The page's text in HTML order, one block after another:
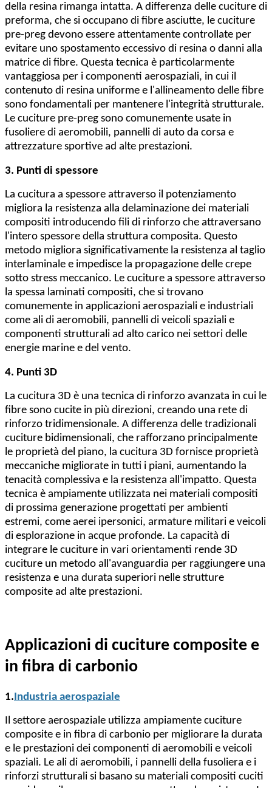
della resina rimanga intatta. A differenza delle cuciture di
preforma, che si occupano di fibre asciutte, le cuciture
pre-preg devono essere attentamente controllate per
evitare uno spostamento eccessivo di resina o danni alla
matrice di fibre. Questa tecnica è particolarmente
vantaggiosa per i componenti aerospaziali, in cui il
contenuto di resina uniforme e l'allineamento delle fibre
sono fondamentali per mantenere l'integrità strutturale.
Le cuciture pre-preg sono comunemente usate in
fusoliere di aeromobili, pannelli di auto da corsa e
attrezzature sportive ad alte prestazioni.
3. Punti di spessore
La cucitura a spessore attraverso il potenziamento
migliora la resistenza alla delaminazione dei materiali
compositi introducendo fili di rinforzo che attraversano
l'intero spessore della struttura composita. Questo
metodo migliora significativamente la resistenza al taglio
interlaminale e impedisce la propagazione delle crepe
sotto stress meccanico. Le cuciture a spessore attraverso
la spessa laminati compositi, che si trovano
comunemente in applicazioni aerospaziali e industriali
come ali di aeromobili, pannelli di veicoli spaziali e
componenti strutturali ad alto carico nei settori delle
energie marine e del vento.
4. Punti 3D
La cucitura 3D è una tecnica di rinforzo avanzata in cui le
fibre sono cucite in più direzioni, creando una rete di
rinforzo tridimensionale. A differenza delle tradizionali
cuciture bidimensionali, che rafforzano principalmente
le proprietà del piano, la cucitura 3D fornisce proprietà
meccaniche migliorate in tutti i piani, aumentando la
tenacità complessiva e la resistenza all'impatto. Questa
tecnica è ampiamente utilizzata nei materiali compositi
di prossima generazione progettati per ambienti
estremi, come aerei ipersonici, armature militari e veicoli
di esplorazione in acque profonde. La capacità di
integrare le cuciture in vari orientamenti rende 3D
cuciture un metodo all'avanguardia per raggiungere una
resistenza e una durata superiori nelle strutture
composite ad alte prestazioni.
Applicazioni di cuciture composite e
in fibra di carbonio
1.Industria aerospaziale
Il settore aerospaziale utilizza ampiamente cuciture
composite e in fibra di carbonio per migliorare la durata
e le prestazioni dei componenti di aeromobili e veicoli
spaziali. Le ali di aeromobili, i pannelli della fusoliera e i
rinforzi strutturali si basano su materiali compositi cuciti